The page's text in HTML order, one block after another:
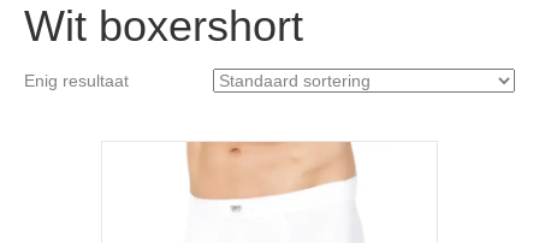
Wit boxershort
Enig resultaat